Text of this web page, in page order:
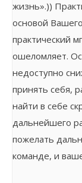
жизнь».))
основой
практический
ошеломляет.
недоступно
принять себя,
найти в себе
дальнейшего
пожелать
команде, и